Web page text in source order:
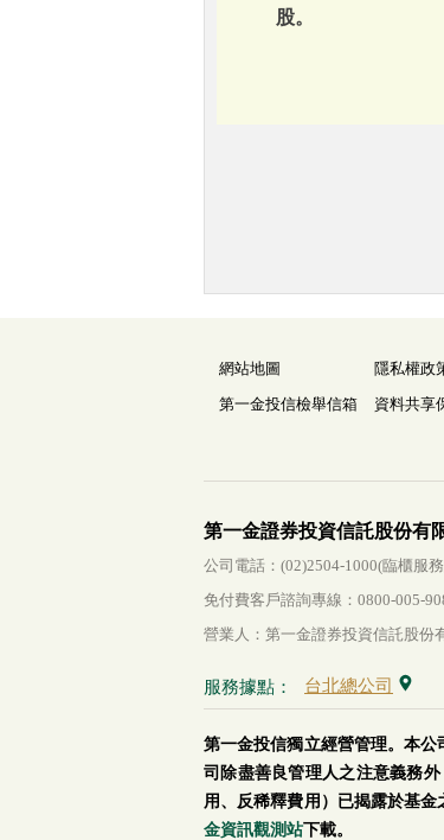
股。
網站地圖 隱私權政
第一金投信檢舉信箱
資料共享
第一金證券投資信託股份
公司電話：(02)2504-1000(臨櫃服
免付費客戶諮詢專線：0800-005-
營業人：第一金證券投資信託股份
服務據點： 台北總公司
第一金投信獨立經營管理。本
司除盡善良管理人之注意義務
用、反稀釋費用）已揭露於基
金資訊觀測站下載。